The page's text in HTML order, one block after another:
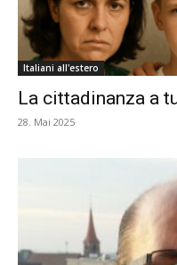
Italiani all'estero
La cittadinanza a
28. Mai 2025